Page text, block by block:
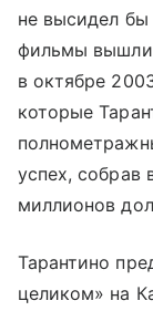
не высидел бы
фильмы вышли
в октябре
которые
успех, собрав
миллионов
Тарантино
целиком» на